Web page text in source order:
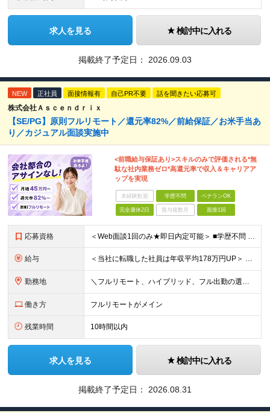
求人を見る 検討中に入れる
掲載終了予定日： 2026.09.03
NEW 正社員 面接情報有 自己PR不要 話を聞きたい応募可
株式会社Ａｓｃｅｎｄｒｉｘ
【SE/PG】原則フルリモート／還元率82%／前給保証／お米手当あ
り／カジュアル面談実施中
<前職給与保証あり>スキルのみで評価される*無
駄な社内業務ゼロ*高還元率で収入＆キャリアア
ップを実現
未経験歓迎 学歴不問 ベテランOK
完全週休2日 賞与複数月 面接1回
応募資格 ＜Web面談1回のみ★即日内定可能＞ ■学歴不問 ■エンジニアとしての実務経験1年以上 （開発・インフラ・技術・工程など不問）
給与 ＜当社に転職した社員は年収平均178万円UP＞ 月給45万円～120万円＋賞与＋各手当 ※経験・能力などを考慮の上、決定します ※案件の契約内容（月単金など）や昇給、賞与額はすべてシステム上で開示し
勤務地 ＼フルリモート、ハイブリッド、フル出勤の選択可＆帰社日なし／ 【下記エリアを中心とするクライアント先または自宅にて勤務】 ■首都圏：東京・埼玉・千葉・神奈川 ■関西：大阪・兵庫・京都・滋賀・奈良・和
働き方 フルリモートがメイン
残業時間 10時間以内
求人を見る 検討中に入れる
掲載終了予定日： 2026.08.31